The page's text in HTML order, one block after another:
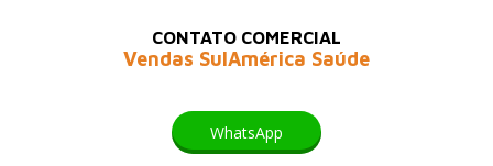
CONTATO COMERCIAL
Vendas SulAmérica Saúde
WhatsApp